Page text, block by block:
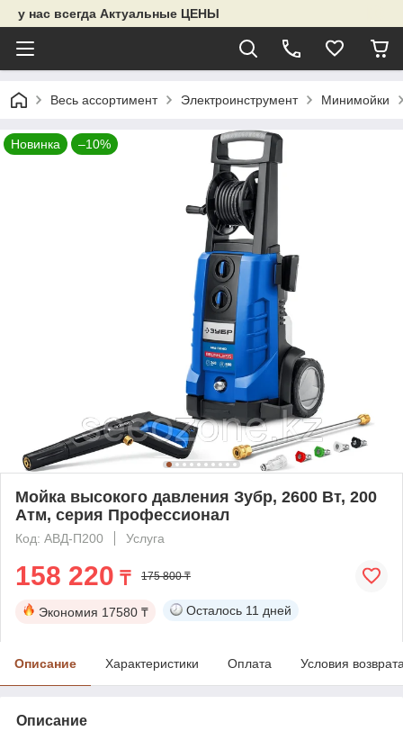
у нас всегда Актуальные ЦЕНЫ
Весь ассортимент Электроинструмент Минимойки
Новинка –10%
Мойка высокого давления Зубр, 2600 Вт, 200
Атм, серия Профессионал
Код: АВД-П200 Услуга
158 220 ₸ 175 800 ₸
Экономия 17580 ₸ Осталось 11 дней
Описание Характеристики Оплата Условия
Описание